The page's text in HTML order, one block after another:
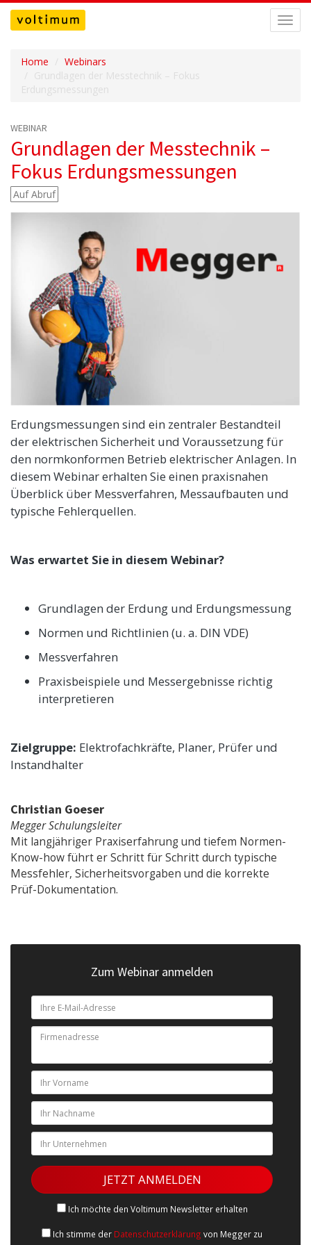
Home
Webinars
Grundlagen der Messtechnik – Fokus
Erdungsmessungen
WEBINAR
Grundlagen der Messtechnik –
Fokus Erdungsmessungen
Auf Abruf
Erdungsmessungen sind ein zentraler Bestandteil
der elektrischen Sicherheit und Voraussetzung für
den normkonformen Betrieb elektrischer Anlagen. In
diesem Webinar erhalten Sie einen praxisnahen
Überblick über Messverfahren, Messaufbauten und
typische Fehlerquellen.
Was erwartet Sie in diesem Webinar?
Grundlagen der Erdung und Erdungsmessung
Normen und Richtlinien (u. a. DIN VDE)
Messverfahren
Praxisbeispiele und Messergebnisse richtig
interpretieren
Zielgruppe: Elektrofachkräfte, Planer, Prüfer und
Instandhalter
Christian Goeser
Megger Schulungsleiter
Mit langjähriger Praxiserfahrung und tiefem Normen-
Know-how führt er Schritt für Schritt durch typische
Messfehler, Sicherheitsvorgaben und die korrekte
Prüf-Dokumentation.
Zum Webinar anmelden
Ich möchte den Voltimum Newsletter erhalten
Ich stimme der Datenschutzerklärung von Megger zu